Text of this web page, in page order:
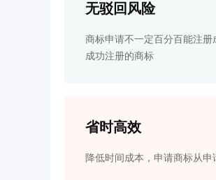
无驳回风险
商标申请不一定百分百能注
成功注册的商标
省时高效
降低时间成本，申请商标从